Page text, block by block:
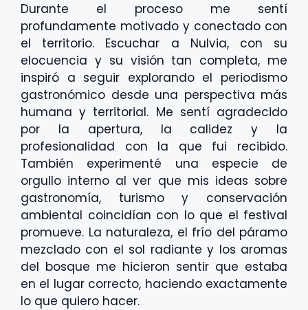
Durante el proceso me sentí
profundamente motivado y conectado con
el territorio. Escuchar a Nulvia, con su
elocuencia y su visión tan completa, me
inspiró a seguir explorando el periodismo
gastronómico desde una perspectiva más
humana y territorial. Me sentí agradecido
por la apertura, la calidez y la
profesionalidad con la que fui recibido.
También experimenté una especie de
orgullo interno al ver que mis ideas sobre
gastronomía, turismo y conservación
ambiental coincidían con lo que el festival
promueve. La naturaleza, el frío del páramo
mezclado con el sol radiante y los aromas
del bosque me hicieron sentir que estaba
en el lugar correcto, haciendo exactamente
lo que quiero hacer.